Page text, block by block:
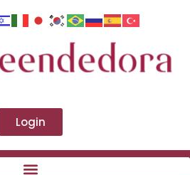
Login